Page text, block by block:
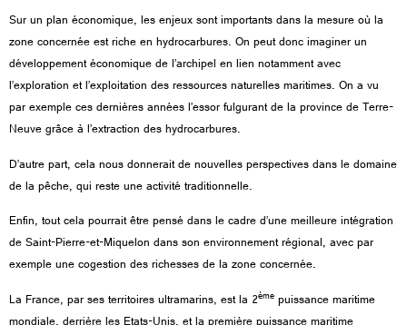
Sur un plan économique, les enjeux sont importants dans la mesure où la
zone concernée est riche en hydrocarbures. On peut donc imaginer un
développement économique de l’archipel en lien notamment avec
l’exploration et l’exploitation des ressources naturelles maritimes. On a vu
par exemple ces dernières années l’essor fulgurant de la province de Terre-
Neuve grâce à l’extraction des hydrocarbures.
D’autre part, cela nous donnerait de nouvelles perspectives dans le domaine
de la pêche, qui reste une activité traditionnelle.
Enfin, tout cela pourrait être pensé dans le cadre d’une meilleure intégration
de Saint-Pierre-et-Miquelon dans son environnement régional, avec par
exemple une cogestion des richesses de la zone concernée.
La France, par ses territoires ultramarins, est la 2èmepuissance maritime